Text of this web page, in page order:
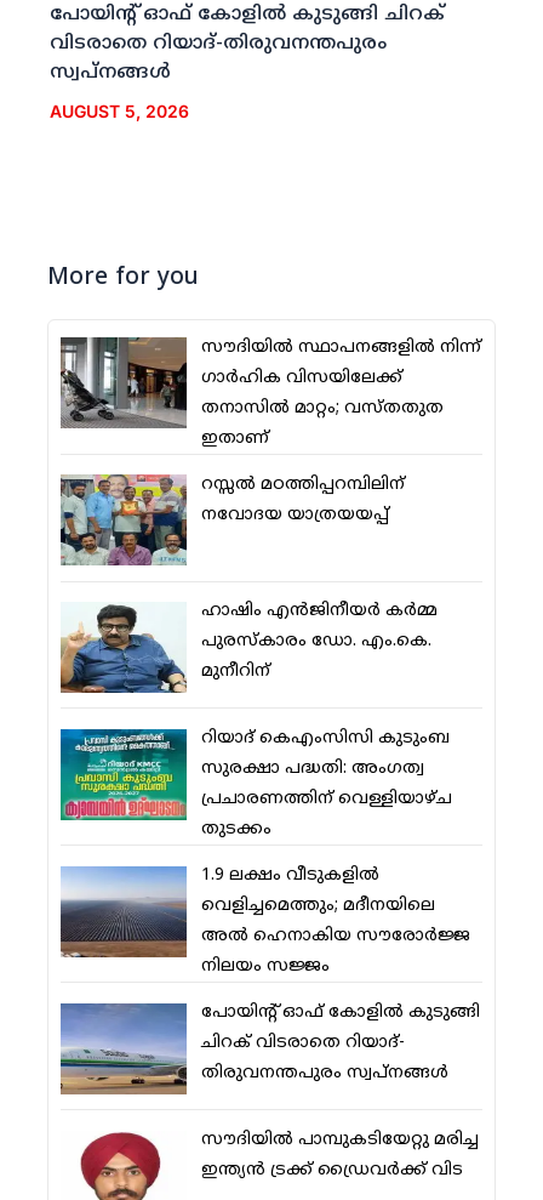
പോയിന്റ് ഓഫ് കോളില്‍ കുടുങ്ങി ചിറക്
വിടരാതെ റിയാദ്-തിരുവനന്തപുരം
സ്വപ്നങ്ങള്‍
AUGUST 5, 2026
More for you
സൗദിയില്‍ സ്ഥാപനങ്ങളില്‍ നിന്ന്
ഗാര്‍ഹിക വിസയിലേക്ക്
തനാസില്‍ മാറ്റം; വസ്തതുത
ഇതാണ്
റസ്സല്‍ മഠത്തിപ്പറമ്പിലിന്
നവോദയ യാത്രയയപ്പ്
ഹാഷിം എന്‍ജിനീയര്‍ കര്‍മ്മ
പുരസ്‌കാരം ഡോ. എം.കെ.
മുനീറിന്
റിയാദ് കെഎംസിസി കുടുംബ
സുരക്ഷാ പദ്ധതി: അംഗത്വ
പ്രചാരണത്തിന് വെള്ളിയാഴ്ച
തുടക്കം
1.9 ലക്ഷം വീടുകളില്‍
വെളിച്ചമെത്തും; മദീനയിലെ
അല്‍ ഹെനാകിയ സൗരോര്‍ജ്ജ
നിലയം സജ്ജം
പോയിന്റ് ഓഫ് കോളില്‍ കുടുങ്ങി
ചിറക് വിടരാതെ റിയാദ്-
തിരുവനന്തപുരം സ്വപ്നങ്ങള്‍
സൗദിയിൽ പാമ്പുകടിയേറ്റു മരിച്ച
ഇന്ത്യൻ ട്രക്ക് ഡ്രൈവർക്ക് വിട